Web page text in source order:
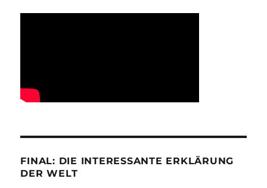
FINAL: DIE INTERESSANTE ERKLÄRUNG
DER WELT